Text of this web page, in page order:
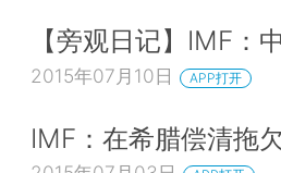
【旁观日记】IMF：
2015年07月10日 APP打开
IMF：在希腊偿清拖